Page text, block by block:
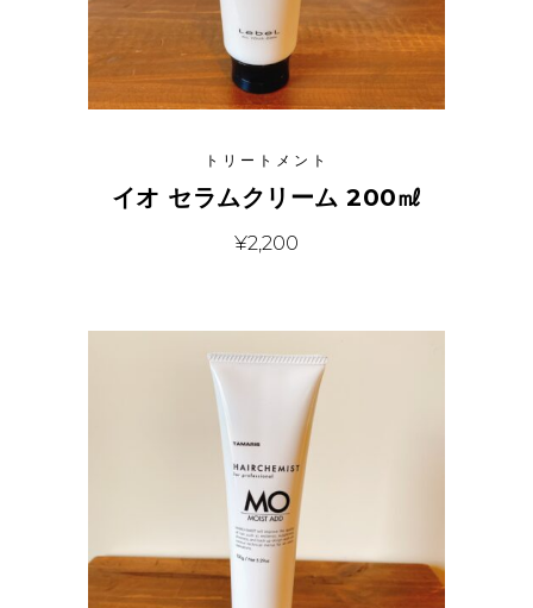
トリートメント
イオ セラムクリーム 200㎖
¥2,200